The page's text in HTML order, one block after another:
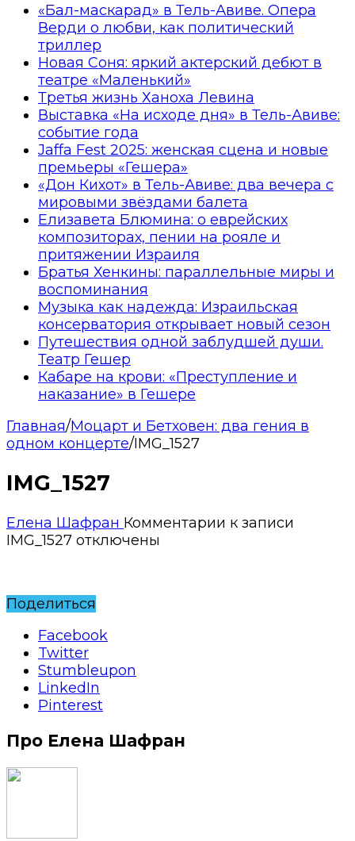
«Бал-маскарад» в Тель-Авиве. Опера
Верди о любви, как политический
триллер
Новая Соня: яркий актерский дебют в
театре «Маленький»
Третья жизнь Ханоха Левина
Выставка «На исходе дня» в Тель-Авиве:
событие года
Jaffa Fest 2025: женская сцена и новые
премьеры «Гешера»
«Дон Кихот» в Тель-Авиве: два вечера с
мировыми звёздами балета
Елизавета Блюмина: о еврейских
композиторах, пении на рояле и
притяжении Израиля
Братья Хенкины: параллельные миры и
воспоминания
Музыка как надежда: Израильская
консерватория открывает новый сезон
Путешествия одной заблудшей души.
Театр Гешер
Кабаре на крови: «Преступление и
наказание» в Гешере
Главная/Моцарт и Бетховен: два гения в
одном концерте/IMG_1527
IMG_1527
Елена Шафран Комментарии к записи
IMG_1527 отключены
Поделиться
Facebook
Twitter
Stumbleupon
LinkedIn
Pinterest
Про Елена Шафран